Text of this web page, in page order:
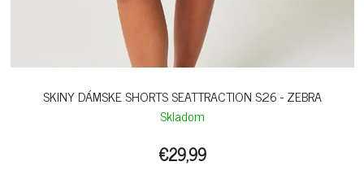
SKINY DÁMSKE SHORTS SEATTRACTION S26 - ZEBRA
Skladom
€29,99